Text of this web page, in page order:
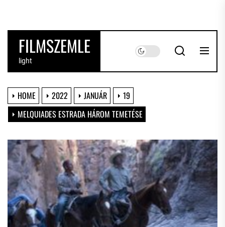
the
contentFILMSZEMLE
light
HOME 2022 JANUÁR
19
MELQUIADES ESTRADA HÁROM TEMETÉSE